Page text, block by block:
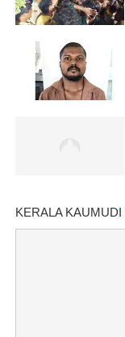
KERALA KAUMUDI